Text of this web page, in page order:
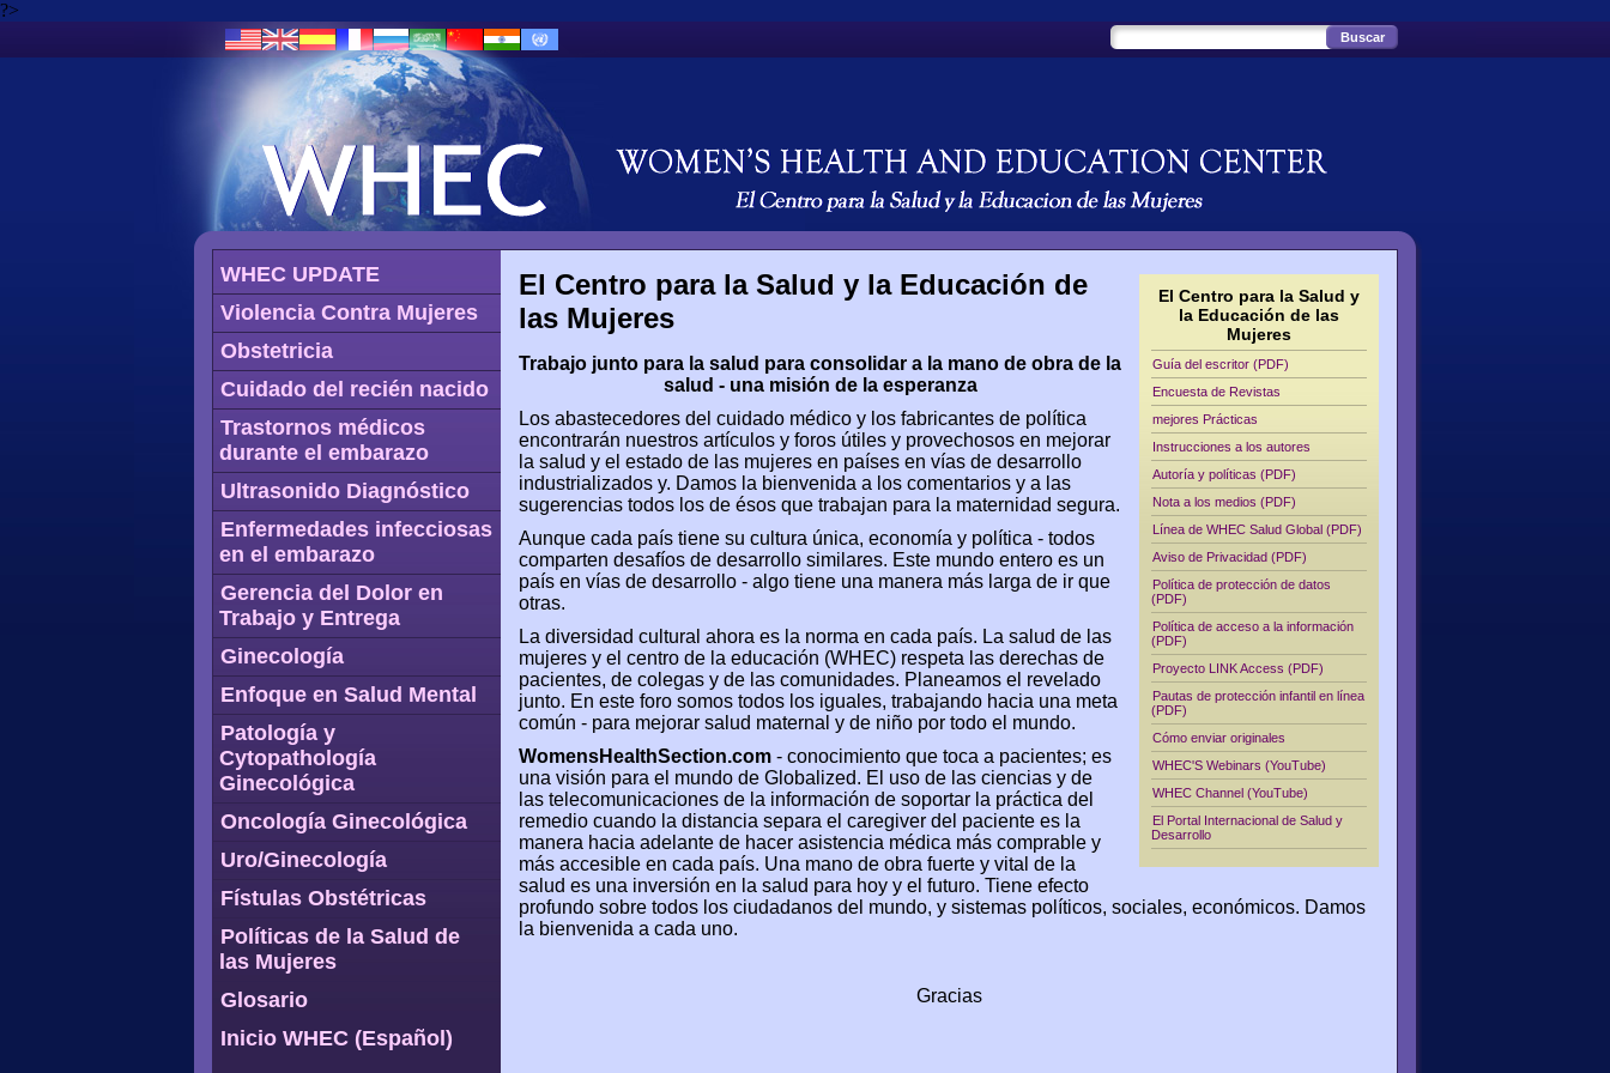
?>
WHEC UPDATE
Violencia Contra Mujeres
Obstetricia
Cuidado del recién nacido
Trastornos médicos
durante el embarazo
Ultrasonido Diagnóstico
Enfermedades infecciosas
en el embarazo
Gerencia del Dolor en
Trabajo y Entrega
Ginecología
Enfoque en Salud Mental
Patología y
Cytopathología
Ginecológica
Oncología Ginecológica
Uro/Ginecología
Fístulas Obstétricas
Políticas de la Salud de
las Mujeres
Glosario
Inicio WHEC (Español)
El Centro para la Salud y
la Educación de las
Mujeres
Guía del escritor (PDF)
Encuesta de Revistas
mejores Prácticas
Instrucciones a los autores
Autoría y políticas (PDF)
Nota a los medios (PDF)
Línea de WHEC Salud Global (PDF)
Aviso de Privacidad (PDF)
Política de protección de datos
(PDF)
Política de acceso a la información
(PDF)
Proyecto LINK Access (PDF)
Pautas de protección infantil en línea
(PDF)
Cómo enviar originales
WHEC'S Webinars (YouTube)
WHEC Channel (YouTube)
El Portal Internacional de Salud y
Desarrollo
El Centro para la Salud y la Educación de
las Mujeres
Trabajo junto para la salud para consolidar a la mano de obra de la
salud - una misión de la esperanza
Los abastecedores del cuidado médico y los fabricantes de política
encontrarán nuestros artículos y foros útiles y provechosos en mejorar
la salud y el estado de las mujeres en países en vías de desarrollo
industrializados y. Damos la bienvenida a los comentarios y a las
sugerencias todos los de ésos que trabajan para la maternidad segura.
Aunque cada país tiene su cultura única, economía y política - todos
comparten desafíos de desarrollo similares. Este mundo entero es un
país en vías de desarrollo - algo tiene una manera más larga de ir que
otras.
La diversidad cultural ahora es la norma en cada país. La salud de las
mujeres y el centro de la educación (WHEC) respeta las derechas de
pacientes, de colegas y de las comunidades. Planeamos el revelado
junto. En este foro somos todos los iguales, trabajando hacia una meta
común - para mejorar salud maternal y de niño por todo el mundo.
WomensHealthSection.com - conocimiento que toca a pacientes; es
una visión para el mundo de Globalized. El uso de las ciencias y de
las telecomunicaciones de la información de soportar la práctica del
remedio cuando la distancia separa el caregiver del paciente es la
manera hacia adelante de hacer asistencia médica más comprable y
más accesible en cada país. Una mano de obra fuerte y vital de la
salud es una inversión en la salud para hoy y el futuro. Tiene efecto
profundo sobre todos los ciudadanos del mundo, y sistemas políticos, sociales, económicos. Damos
la bienvenida a cada uno.
Gracias